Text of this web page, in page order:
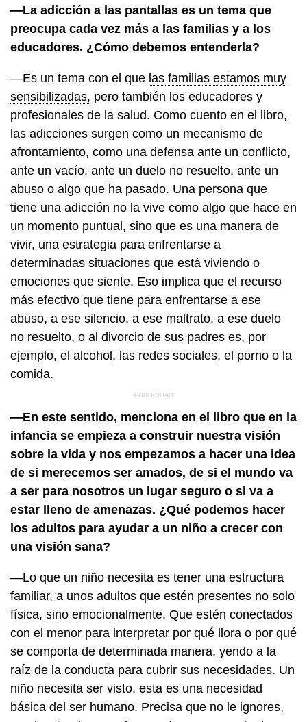
—La adicción a las pantallas es un tema que
preocupa cada vez más a las familias y a los
educadores. ¿Cómo debemos entenderla?
—Es un tema con el que las familias estamos muy
sensibilizadas, pero también los educadores y
profesionales de la salud. Como cuento en el libro,
las adicciones surgen como un mecanismo de
afrontamiento, como una defensa ante un conflicto,
ante un vacío, ante un duelo no resuelto, ante un
abuso o algo que ha pasado. Una persona que
tiene una adicción no la vive como algo que hace en
un momento puntual, sino que es una manera de
vivir, una estrategia para enfrentarse a
determinadas situaciones que está viviendo o
emociones que siente. Eso implica que el recurso
más efectivo que tiene para enfrentarse a ese
abuso, a ese silencio, a ese maltrato, a ese duelo
no resuelto, o al divorcio de sus padres es, por
ejemplo, el alcohol, las redes sociales, el porno o la
comida.
—En este sentido, menciona en el libro que en la
infancia se empieza a construir nuestra visión
sobre la vida y nos empezamos a hacer una idea
de si merecemos ser amados, de si el mundo va
a ser para nosotros un lugar seguro o si va a
estar lleno de amenazas. ¿Qué podemos hacer
los adultos para ayudar a un niño a crecer con
una visión sana?
—Lo que un niño necesita es tener una estructura
familiar, a unos adultos que estén presentes no solo
física, sino emocionalmente. Que estén conectados
con el menor para interpretar por qué llora o por qué
se comporta de determinada manera, yendo a la
raíz de la conducta para cubrir sus necesidades. Un
niño necesita ser visto, esta es una necesidad
básica del ser humano. Precisa que no le ignores,